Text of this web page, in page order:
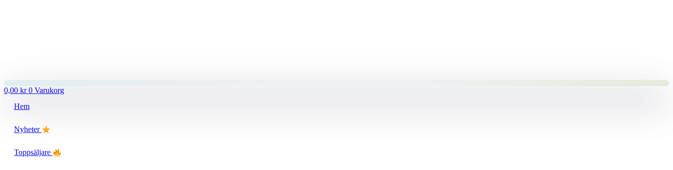
0,00 kr 0 Varukorg
Hem
Nyheter
Toppsäljare